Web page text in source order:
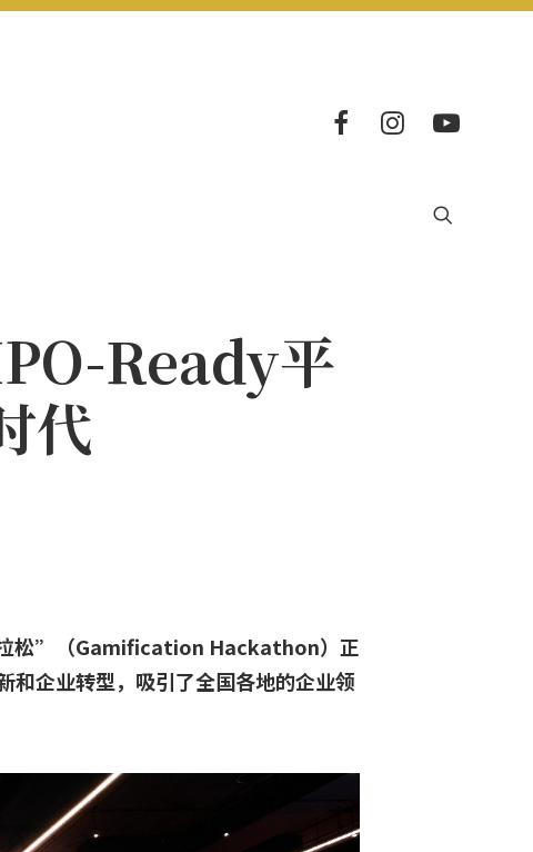
Ready平
代
拉松”（Gamification Hackathon）正
和企业转型，吸引了全国各地的企业领